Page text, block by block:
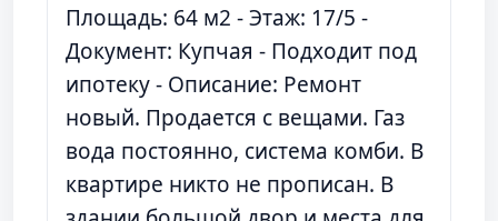
Площадь: 64 м2 - Этаж: 17/5 -
Документ: Купчая - Подходит под
ипотеку - Описание: Ремонт
новый. Продается с вещами. Газ
вода постоянно, система комби. В
квартире никто не прописан. В